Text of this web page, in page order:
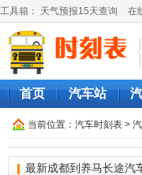
工具箱： 天气预报15天查询 在
首页 汽车站
当前位置： 汽车时刻表 >
最新成都到养马长途汽